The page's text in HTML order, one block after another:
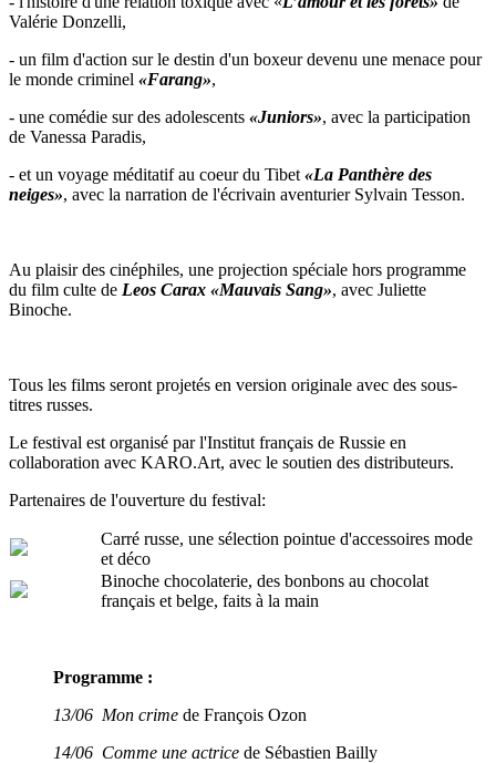
Valérie Donzelli,
- un film d'action sur le destin d'un boxeur devenu une menace pour
le monde criminel «Farang»,
- une comédie sur des adolescents «Juniors», avec la participation
de Vanessa Paradis,
- et un voyage méditatif au coeur du Tibet «La Panthère des
neiges», avec la narration de l'écrivain aventurier Sylvain Tesson.
Au plaisir des cinéphiles, une projection spéciale hors programme
du film culte de Leos Carax «Mauvais Sang», avec Juliette
Binoche.
Tous les films seront projetés en version originale avec des sous-
titres russes.
Le festival est organisé par l'Institut français de Russie en
collaboration avec KARO.Art, avec le soutien des distributeurs.
Partenaires de l'ouverture du festival:
Carré russe, une sélection pointue d'accessoires mode
et déco
Binoche chocolaterie, des bonbons au chocolat
français et belge, faits à la main
Programme :
13/06 Mon crime de François Ozon
14/06 Comme une actrice de Sébastien Bailly